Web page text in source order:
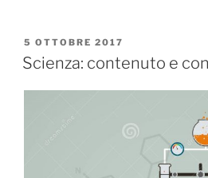
PUBBLICATO
IL
5 OTTOBRE 2017
Scienza: contenuto e